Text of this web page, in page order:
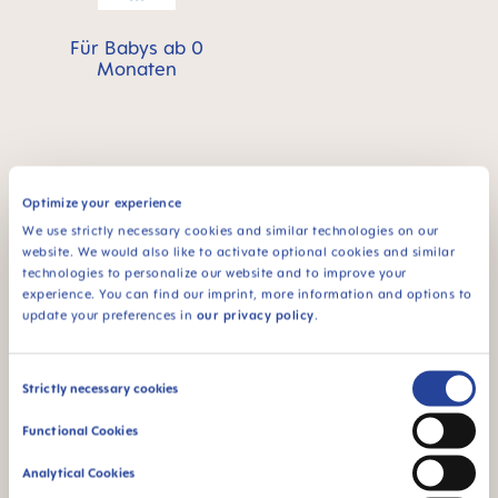
Optimize your experience
We use strictly necessary cookies and similar technologies on our
website. We would also like to activate optional cookies and similar
technologies to personalize our website and to improve your
experience. You can find our imprint, more information and options to
update your preferences in our privacy policy.
Consent
Strictly necessary cookies
Functional Cookies
Analytical Cookies
Für Babys ab 0
Monaten
FAQ
Wie wird die Handmilchpumpe benutzt?
Wie wird die Handmilchpumpe sterilisiert?
Wie wird die Handmilchpumpe gereinigt?
GEBRAUCHSHINWEISE